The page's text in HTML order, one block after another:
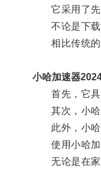
它采用了先
不论是下载
相比传统的
小哈加速器
首先，它具
其次，小哈加
此外，小哈加
使用小哈加
无论是在家